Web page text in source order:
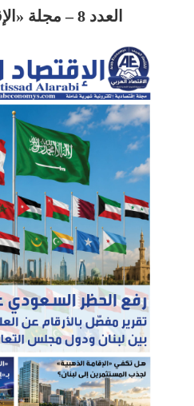
العدد 8 – مجلة «الإقتصاد العربي»